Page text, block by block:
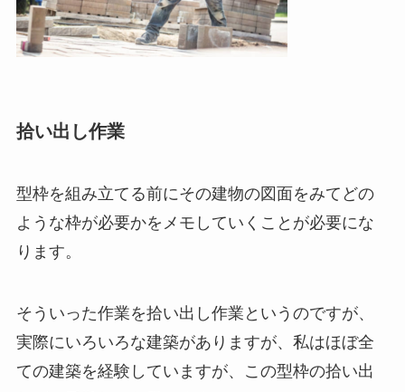
拾い出し作業
型枠を組み立てる前にその建物の図面をみてどの
ような枠が必要かをメモしていくことが必要にな
ります。
そういった作業を拾い出し作業というのですが、
実際にいろいろな建築がありますが、私はほぼ全
ての建築を経験していますが、この型枠の拾い出